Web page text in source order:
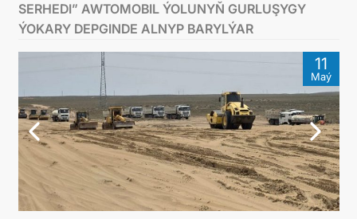
DIM
PEÝDALY SAÝTLAR
ARAGATNAŞYK
SERHEDI” AWTOMOBIL ÝOLUNYŇ GURLUŞYGY
ÝOKARY DEPGINDE ALNYP BARYLÝAR
11
Maý